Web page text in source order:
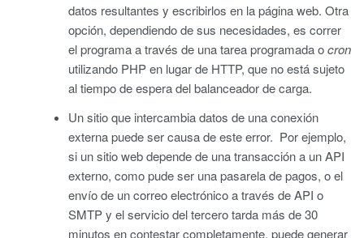
datos resultantes y escribirlos en la página web. Otra
opción, dependiendo de sus necesidades, es correr
el programa a través de una tarea programada ocron
utilizando PHP en lugar de HTTP, que no está sujeto
al tiempo de espera del balanceador de carga.
Un sitio que intercambia datos de una conexión
externa puede ser causa de este error. Por ejemplo,
si un sitio web depende de una transacción a un API
externo, como pude ser una pasarela de pagos, o el
envío de un correo electrónico a través de API o
SMTP y el servicio del tercero tarda más de 30
minutos en contestar completamente, puede generar